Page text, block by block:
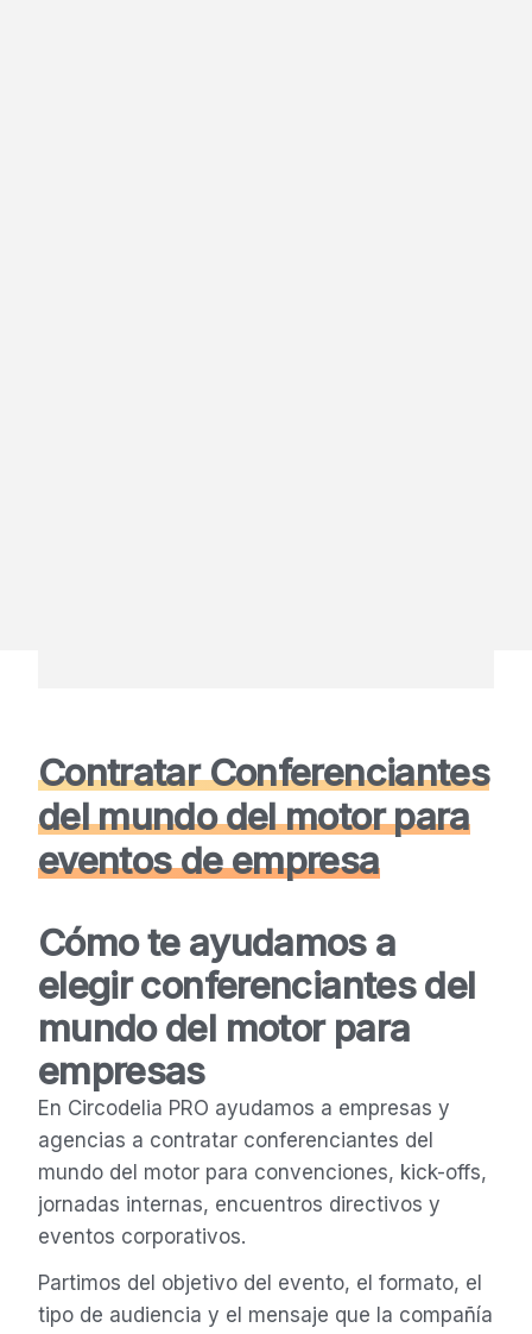
Contratar Conferenciantes
del mundo del motor para
eventos de empresa
Cómo te ayudamos a
elegir conferenciantes del
mundo del motor para
empresas
En Circodelia PRO ayudamos a empresas y
agencias a contratar conferenciantes del
mundo del motor para convenciones, kick-offs,
jornadas internas, encuentros directivos y
eventos corporativos.
Partimos del objetivo del evento, el formato, el
tipo de audiencia y el mensaje que la compañía